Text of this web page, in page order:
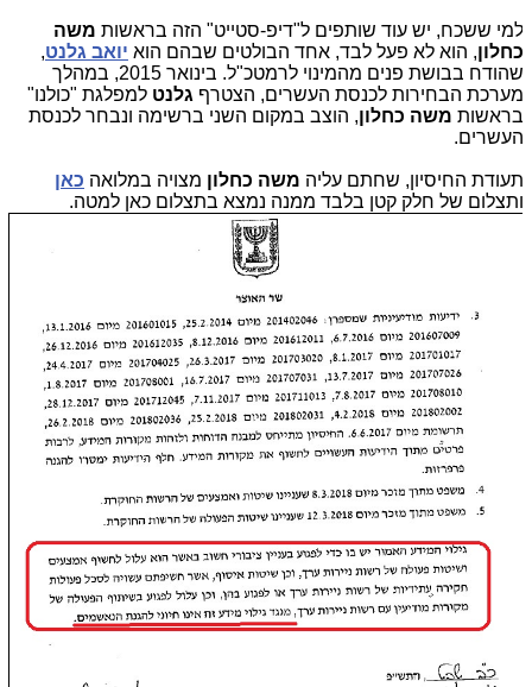
למי ששכח, יש עוד שותפים ל"דיפ-סטייט" הזה בראשותמשה
כחלון, הוא לא פעל לבד, אחד הבולטים שבהם הואיואב גלנט,
שהודח בבושת פנים מהמינוי לרמטכ"ל. בינואר 2015, במהלך
מערכת הבחירות לכנסת העשרים, הצטרףגלנטלמפלגת "כולנו"
בראשותמשה כחלון, הוצב במקום השני ברשימה ונבחר לכנסת
העשרים.
תעודת החיסיון, שחתם עליהמשה כחלוןמצויה במלואהכאן
ותצלום של חלק קטן בלבד ממנה נמצא בתצלום כאן למטה.